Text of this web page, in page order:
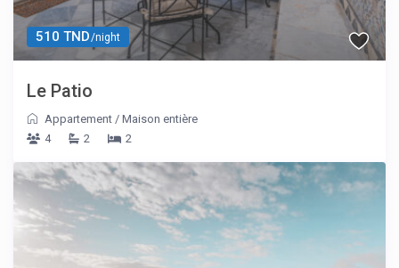
510 TND/night
Le Patio
Appartement /Maison entière
4
2 2